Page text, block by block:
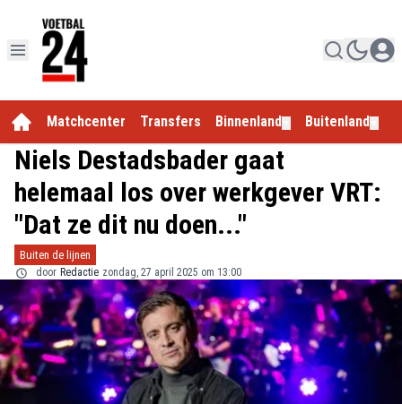
Matchcenter Transfers Binnenland Buitenland
Niels Destadsbader gaat
helemaal los over werkgever VRT:
"Dat ze dit nu doen..."
Buiten de lijnen
door Redactie zondag, 27 april 2025 om 13:00